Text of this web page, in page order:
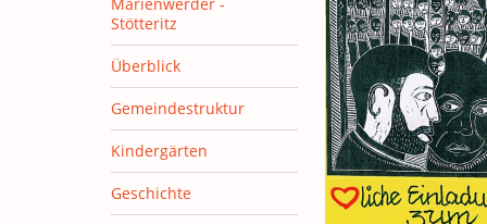
Stötteritz
Überblick
Gemeindestruktur
Kindergärten
Geschichte